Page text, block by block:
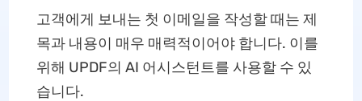
고객에게 보내는 첫 이메일을 작성할 때는 제
목과 내용이 매우 매력적이어야 합니다. 이를
위해 UPDF의 AI 어시스턴트를 사용할 수 있
습니다.